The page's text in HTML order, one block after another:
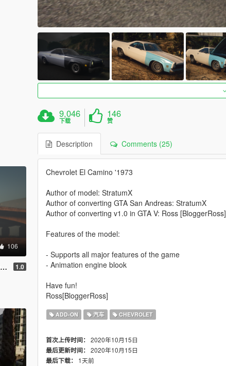
106
1.0
9,046
下载
146
赞
Description Comments (25)
Chevrolet El Camino '1973
Author of model: StratumX
Author of converting GTA San Andreas: StratumX
Author of converting v1.0 in GTA V: Ross [BloggerRoss]
Features of the model:
- Supports all major features of the game
- Animation engine blook
Have fun!
Ross[BloggerRoss]
ADD-ON 汽车 CHEVROLET
首次上传时间： 2020年10月15日
最后更新时间： 2020年10月15日
最后下载：
1天前